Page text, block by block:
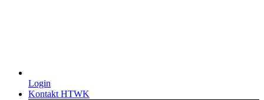
Login
Kontakt HTWK